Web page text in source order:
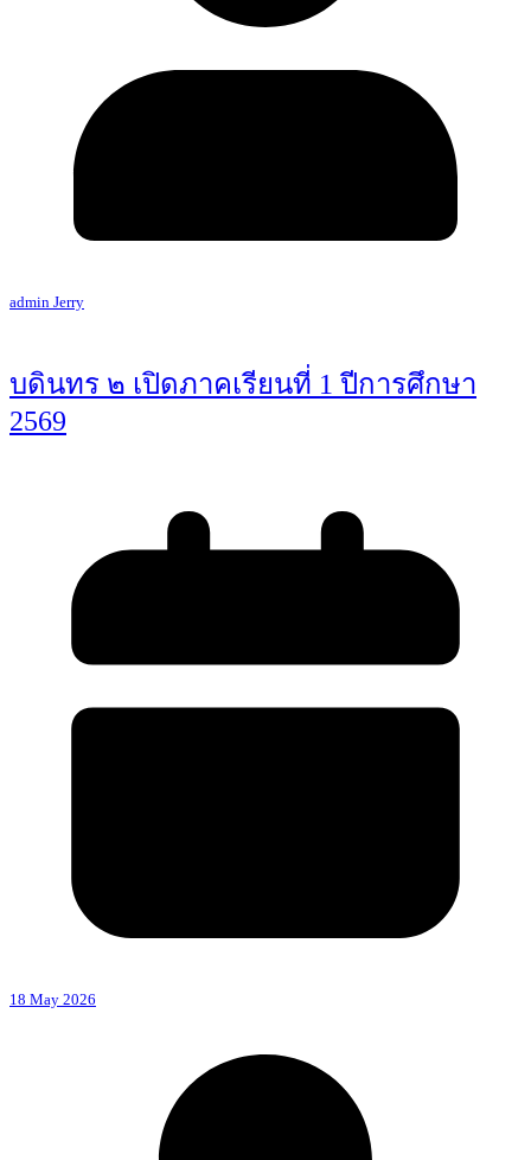
admin Jerry
บดินทร ๒ เปิดภาคเรียนที่ 1 ปีการศึกษา
2569
18 May 2026